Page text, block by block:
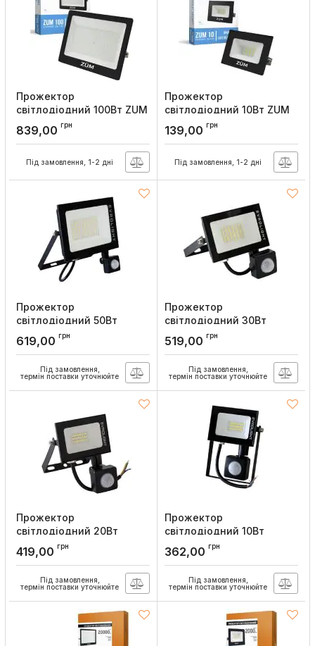
Прожектор
світлодіодний 100Вт ZUM
F02-100 6400K
Євросвітло
839,00 грн
Під замовлення, 1-2 дні
Прожектор
світлодіодний 10Вт ZUM
F02-10 6400K Євросвітло
Артикул:
139,00 грн
Під замовлення, 1-2 дні
Прожектор
світлодіодний 50Вт
EVROLIGHT з датчиком
руху EV-50D 6400К
Артикул:000056751
619,00 грн
Під замовлення,
термін поставки уточнюйте
Прожектор
світлодіодний 30Вт
EVROLIGHT з датчиком
руху EV-30D 6400К
Артикул:000056750
519,00 грн
Під замовлення,
термін поставки уточнюйте
Прожектор
світлодіодний 20Вт
EVROLIGHT з датчиком
руху EV-20D 6400К
Артикул:000056749
419,00 грн
Під замовлення,
термін поставки уточнюйте
Прожектор
світлодіодний 10Вт
EVROLIGHT з датчиком
руху EV-10D 6400К
Артикул:000056748
362,00 грн
Під замовлення,
термін поставки уточнюйте